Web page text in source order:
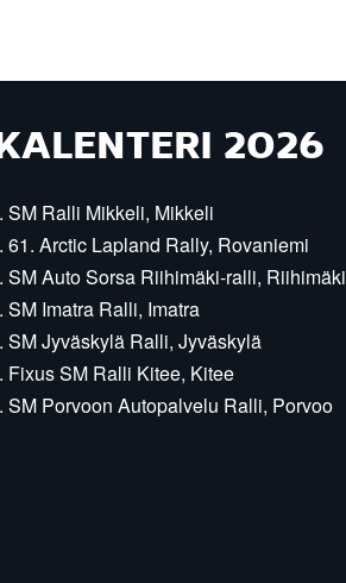
2026
SM Ralli Mikkeli, Mikkeli
Arctic Lapland Rally, Rovaniemi
SM Auto Sorsa Riihimäki-ralli, Riihimäki
Imatra Ralli, Imatra
SM Jyväskylä Ralli, Jyväskylä
Fixus SM Ralli Kitee, Kitee
SM Porvoon Autopalvelu Ralli, Porvoo